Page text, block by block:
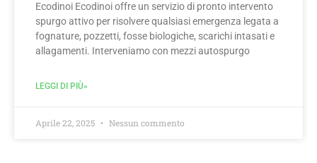
Ecodinoi Ecodinoi offre un servizio di pronto intervento
spurgo attivo per risolvere qualsiasi emergenza legata a
fognature, pozzetti, fosse biologiche, scarichi intasati e
allagamenti. Interveniamo con mezzi autospurgo
LEGGI DI PIÙ»
Aprile 22, 2025 Nessun commento